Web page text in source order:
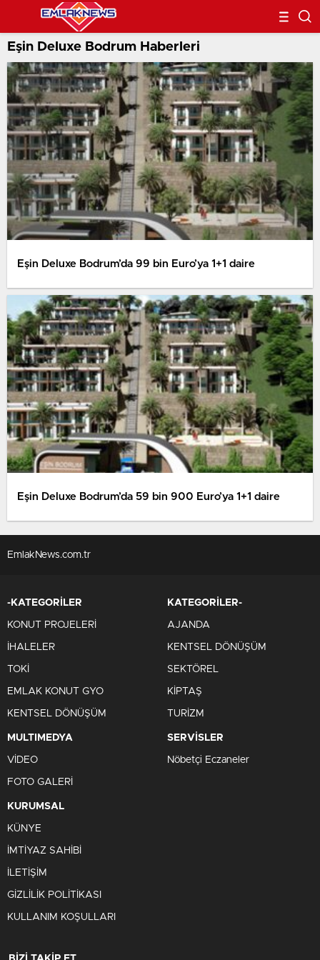
Eşin Deluxe Bodrum Haberleri
Eşin Deluxe Bodrum’da 99 bin Euro’ya 1+1 daire
Eşin Deluxe Bodrum’da 59 bin 900 Euro’ya 1+1 daire
EmlakNews.com.tr
-KATEGORİLER
KONUT PROJELERİ
İHALELER
TOKİ
EMLAK KONUT GYO
KENTSEL DÖNÜŞÜM
KATEGORİLER-
AJANDA
KENTSEL DÖNÜŞÜM
SEKTÖREL
KİPTAŞ
TURİZM
MULTIMEDYA
VİDEO
FOTO GALERİ
SERVİSLER
Nöbetçi Eczaneler
KURUMSAL
KÜNYE
İMTİYAZ SAHİBİ
İLETİŞİM
GİZLİLİK POLİTİKASI
KULLANIM KOŞULLARI